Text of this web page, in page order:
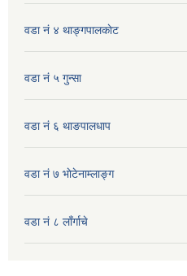
वडा नं ४ थाङ्गपालकाेट
वडा नं ५ गुन्सा
वडा नं ६ थाङपालधाप
वडा नं ७ भाेटेनाम्लाङ्ग
वडा नं ८ लाँर्गाचे